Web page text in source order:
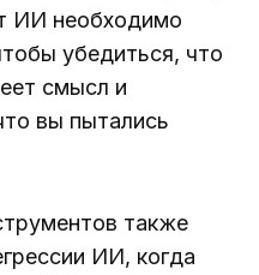
ИИ необходимо
убедиться, что
смысл и
вы пытались
также
ИИ, когда